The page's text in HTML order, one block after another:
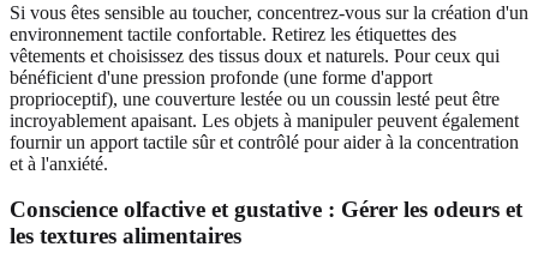
Si vous êtes sensible au toucher, concentrez-vous sur la création d'un
environnement tactile confortable. Retirez les étiquettes des
vêtements et choisissez des tissus doux et naturels. Pour ceux qui
bénéficient d'une pression profonde (une forme d'apport
proprioceptif), une couverture lestée ou un coussin lesté peut être
incroyablement apaisant. Les objets à manipuler peuvent également
fournir un apport tactile sûr et contrôlé pour aider à la concentration
et à l'anxiété.
Conscience olfactive et gustative : Gérer les odeurs et
les textures alimentaires